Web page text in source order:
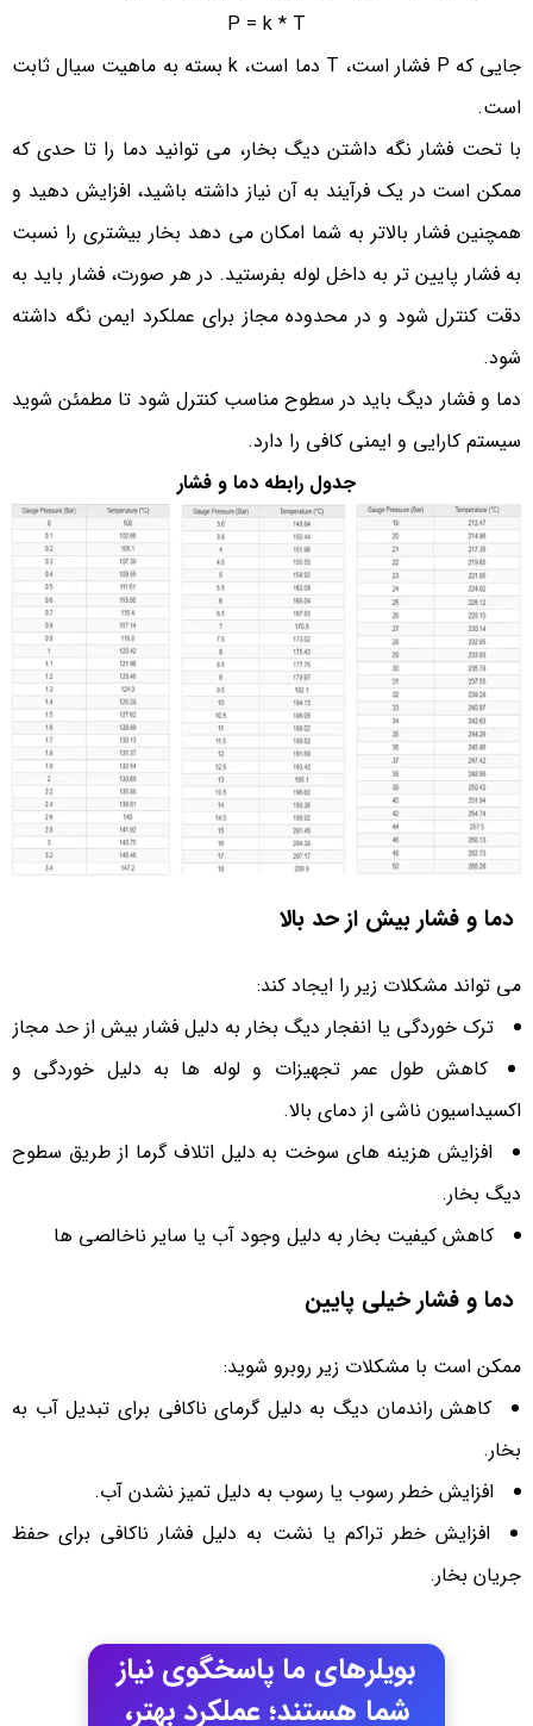
P = k * T
جایی که P فشار است، T دما است، k بسته به ماهیت سیال ثابت
است.
با تحت فشار نگه داشتن دیگ بخار، می توانید دما را تا حدی که
ممکن است در یک فرآیند به آن نیاز داشته باشید، افزایش دهید و
همچنین فشار بالاتر به شما امکان می دهد بخار بیشتری را نسبت
به فشار پایین تر به داخل لوله بفرستید. در هر صورت، فشار باید به
دقت کنترل شود و در محدوده مجاز برای عملکرد ایمن نگه داشته
شود.
دما و فشار دیگ باید در سطوح مناسب کنترل شود تا مطمئن شوید
سیستم کارایی و ایمنی کافی را دارد.
جدول رابطه دما و فشار
دما و فشار بیش از حد بالا
می تواند مشکلات زیر را ایجاد کند:
ترک خوردگی یا انفجار دیگ بخار به دلیل فشار بیش از حد مجاز
کاهش طول عمر تجهیزات و لوله ها به دلیل خوردگی و
اکسیداسیون ناشی از دمای بالا.
افزایش هزینه های سوخت به دلیل اتلاف گرما از طریق سطوح
دیگ بخار.
کاهش کیفیت بخار به دلیل وجود آب یا سایر ناخالصی ها
دما و فشار خیلی پایین
ممکن است با مشکلات زیر روبرو شوید:
کاهش راندمان دیگ به دلیل گرمای ناکافی برای تبدیل آب به
بخار.
افزایش خطر رسوب یا رسوب به دلیل تمیز نشدن آب.
افزایش خطر تراکم یا نشت به دلیل فشار ناکافی برای حفظ
جریان بخار.
بویلرهای ما پاسخگوی نیاز
شما هستند؛ عملکرد بهتر،